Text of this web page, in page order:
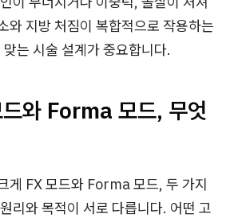
와 지방 처짐이 복합적으로 작용하는
는 시술 설계가 중요합니다.
와 Forma 모드, 무엇
게 FX 모드와 Forma 모드, 두 가지
리와 목적이 서로 다릅니다. 어떤 고